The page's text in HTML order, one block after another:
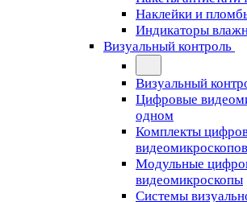
Наклейки и
Индикаторы
Визуальный контроль
Визуальный
Цифровые
одном
Комплекты
видеомикроскопов
Модульные
видеомикроскопы
Cистемы